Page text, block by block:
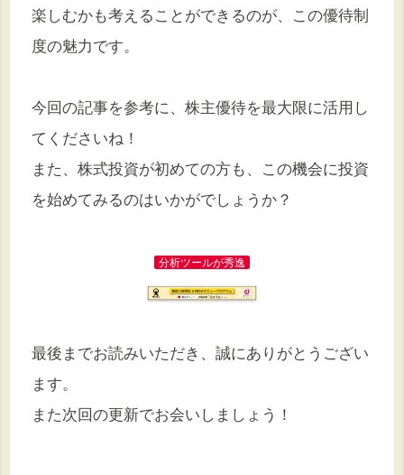
楽しむかも考えることができるのが、この優待制
度の魅力です。
今回の記事を参考に、株主優待を最大限に活用し
てくださいね！
また、株式投資が初めての方も、この機会に投資
を始めてみるのはいかがでしょうか？
分析ツールが秀逸
最後までお読みいただき、誠にありがとうござい
ます。
また次回の更新でお会いしましょう！